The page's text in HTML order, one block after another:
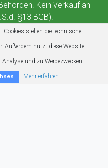
Kein Verkauf an
§13 BGB).
Cookies stellen die technische
Außerdem nutzt diese Website
und zu Werbezwecken.
Mehr erfahren